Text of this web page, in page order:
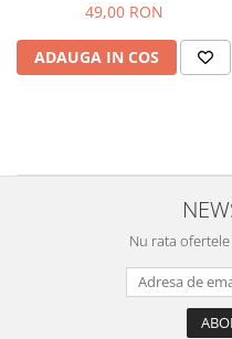
49,00 RON
ADAUGA IN COS
Nu rata